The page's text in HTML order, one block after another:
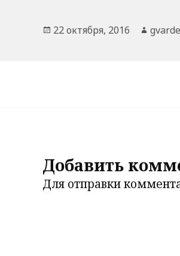
Опубликовано
22 октября, 2016 Автор
Добавить
Для отправки